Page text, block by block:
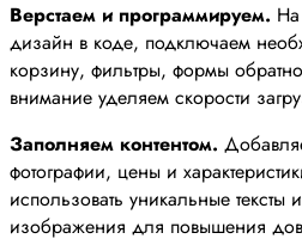
Верстаем и программируем.
дизайн в коде, подключаем
корзину, фильтры, формы
внимание уделяем скорости
Заполняем контентом.
фотографии, цены и
использовать уникальные тексты
изображения для повышения